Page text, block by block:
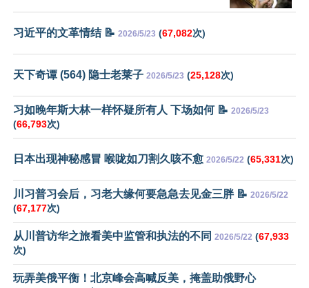
习近平的文革情结 📝 2026/5/23 (67,082次)
天下奇谭 (564) 隐士老莱子 2026/5/23 (25,128次)
习如晚年斯大林一样怀疑所有人 下场如何 📝 2026/5/23
(66,793次)
日本出现神秘感冒 喉咙如刀割久咳不愈 2026/5/22 (65,331次)
川习普习会后，习老大缘何要急急去见金三胖 📝 2026/5/22
(67,177次)
从川普访华之旅看美中监管和执法的不同 2026/5/22 (67,933
次)
玩弄美俄平衡！北京峰会高喊反美，掩盖助俄野心